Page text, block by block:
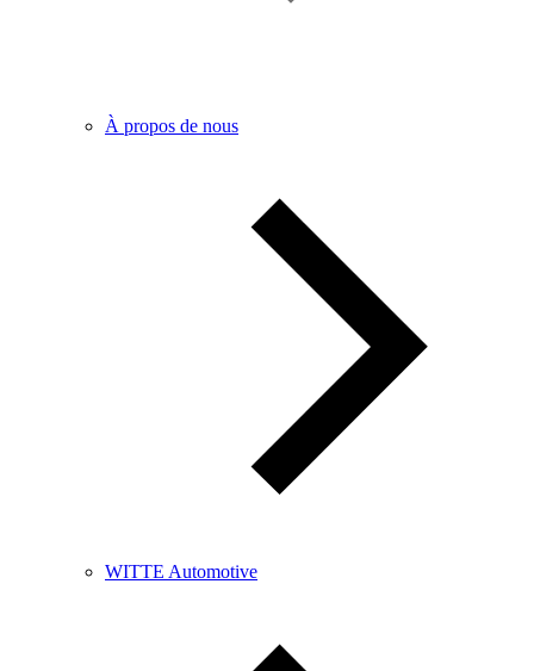
À propos de nous
WITTE Automotive